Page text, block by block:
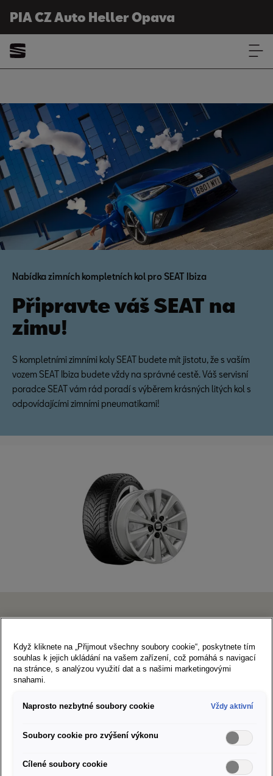
PIA CZ Auto Heller Opava
PIA CZ Auto Heller Opava
Nabídka zimních kompletních kol pro SEAT Ibiza
Připravte váš SEAT na
zimu!
S kompletními zimními koly SEAT budete mít jistotu, že s vaším
vozem SEAT Ibiza budete vždy na správné cestě. Váš servisní
poradce SEAT vám rád poradí s výběrem krásných litých kol s
odpovídajícími zimními pneumatikami!
185/65 R15 88T Semperit Speed Grip 5
Doporučená cena za sadu kompletních kol:
Štítek EU pro značení pneumatik
Partneři SEAT ve vašem okolí
Když kliknete na „Přijmout všechny soubory cookie“, poskytnete tím
souhlas k jejich ukládání na vašem zařízení, což pomáhá s navigací
na stránce, s analýzou využití dat a s našimi marketingovými
snahami.
Naprosto nezbytné soubory cookie Vždy aktivní
Soubory cookie pro zvýšení výkonu
Cílené soubory cookie